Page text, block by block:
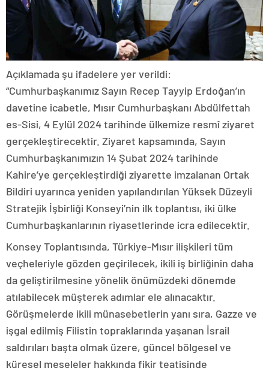
Açıklamada şu ifadelere yer verildi:
“Cumhurbaşkanımız Sayın Recep Tayyip Erdoğan’ın
davetine icabetle, Mısır Cumhurbaşkanı Abdülfettah
es-Sisi, 4 Eylül 2024 tarihinde ülkemize resmî ziyaret
gerçekleştirecektir. Ziyaret kapsamında, Sayın
Cumhurbaşkanımızın 14 Şubat 2024 tarihinde
Kahire’ye gerçekleştirdiği ziyarette imzalanan Ortak
Bildiri uyarınca yeniden yapılandırılan Yüksek Düzeyli
Stratejik İşbirliği Konseyi’nin ilk toplantısı, iki ülke
Cumhurbaşkanlarının riyasetlerinde icra edilecektir.
Konsey Toplantısında, Türkiye-Mısır ilişkileri tüm
veçheleriyle gözden geçirilecek, ikili iş birliğinin daha
da geliştirilmesine yönelik önümüzdeki dönemde
atılabilecek müşterek adımlar ele alınacaktır.
Görüşmelerde ikili münasebetlerin yanı sıra, Gazze ve
işgal edilmiş Filistin topraklarında yaşanan İsrail
saldırıları başta olmak üzere, güncel bölgesel ve
küresel meseleler hakkında fikir teatisinde